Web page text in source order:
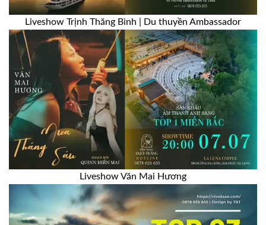
Liveshow Trịnh Thăng Bình | Du thuyền Ambassador
Liveshow Văn Mai Hương